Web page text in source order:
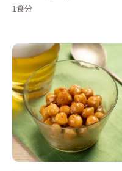
1食分